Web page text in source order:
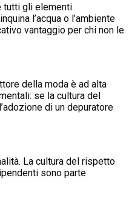
tutti gli elementi
l’acqua o l’ambiente
vantaggio per chi non le
della moda è ad alta
se la cultura del
di un depuratore
La cultura del rispetto
sono parte